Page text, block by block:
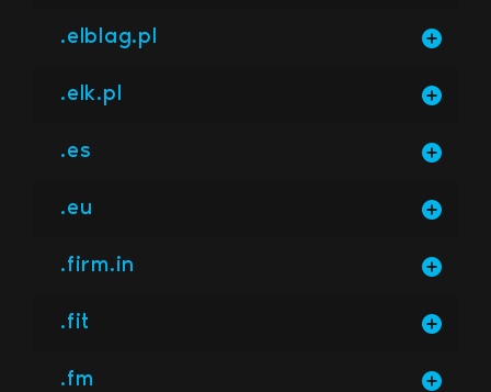
.elblag.pl
.elk.pl
.es
.eu
.firm.in
.fit
.fm